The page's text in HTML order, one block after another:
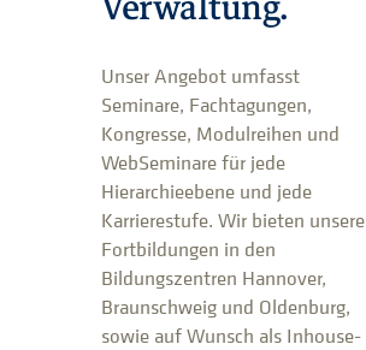
Unser Angebot umfasst
Seminare, Fachtagungen,
Kongresse, Modulreihen und
WebSeminare für jede
Hierarchieebene und jede
Karrierestufe. Wir bieten unsere
Fortbildungen in den
Bildungszentren Hannover,
Braunschweig und Oldenburg,
sowie auf Wunsch als Inhouse-